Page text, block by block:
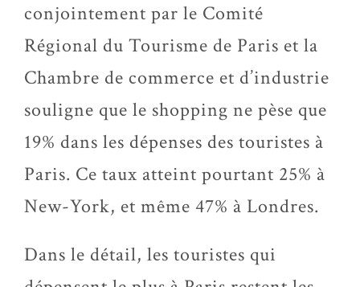
conjointement par le Comité
Régional du Tourisme de Paris et la
Chambre de commerce et d’industrie
souligne que le shopping ne pèse que
19% dans les dépenses des touristes à
Paris. Ce taux atteint pourtant 25% à
New-York, et même 47% à Londres.
Dans le détail, les touristes qui